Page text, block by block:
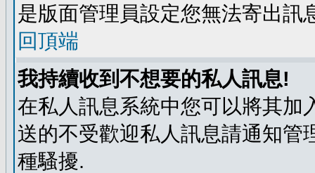
是版面管理員設定您無法寄出訊
回頂端
我持續收到不想要的私人訊息!
在私人訊息系統中您可以將其加
送的不受歡迎私人訊息請通知管
種騷擾.